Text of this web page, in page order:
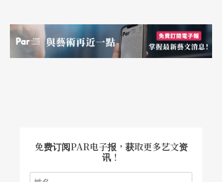
免费订阅PAR电子报，获取更多艺文资
讯！